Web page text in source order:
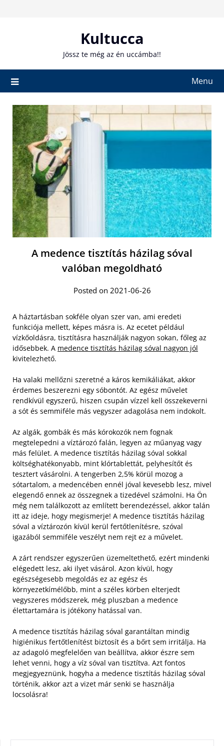
Kultucca
Jössz te még az én uccámba!!
Menu
A medence tisztítás házilag sóval
valóban megoldható
Posted on 2021-06-26
A háztartásban sokféle olyan szer van, ami eredeti
funkciója mellett, képes másra is. Az ecetet például
vízkőoldásra, tisztításra használják nagyon sokan, főleg az
idősebbek. A medence tisztítás házilag sóval nagyon jól
kivitelezhető.
Ha valaki mellőzni szeretné a káros kemikáliákat, akkor
érdemes beszerezni egy sóbontót. Az egész művelet
rendkívül egyszerű, hiszen csupán vízzel kell összekeverni
a sót és semmiféle más vegyszer adagolása nem indokolt.
Az algák, gombák és más kórokozók nem fognak
megtelepedni a víztározó falán, legyen az műanyag vagy
más felület. A medence tisztítás házilag sóval sokkal
költséghatékonyabb, mint klórtablettát, pelyhesítőt és
tesztert vásárolni. A tengerben 2,5% körül mozog a
sótartalom, a medencében ennél jóval kevesebb lesz, mivel
elegendő ennek az összegnek a tizedével számolni. Ha Ön
még nem találkozott az említett berendezéssel, akkor talán
itt az ideje, hogy megismerje! A medence tisztítás házilag
sóval a víztározón kívül kerül fertőtlenítésre, szóval
igazából semmiféle veszélyt nem rejt ez a művelet.
A zárt rendszer egyszerűen üzemeltethető, ezért mindenki
elégedett lesz, aki ilyet vásárol. Azon kívül, hogy
egészségesebb megoldás ez az egész és
környezetkímélőbb, mint a széles körben elterjedt
vegyszeres módszerek, még pluszban a medence
élettartamára is jótékony hatással van.
A medence tisztítás házilag sóval garantáltan mindig
higiénikus fertőtlenítést biztosít és a bőrt sem irritálja. Ha
az adagoló megfelelően van beállítva, akkor észre sem
lehet venni, hogy a víz sóval van tisztítva. Azt fontos
megjegyeznünk, hogyha a medence tisztítás házilag sóval
történik, akkor azt a vizet már senki se használja
locsolásra!